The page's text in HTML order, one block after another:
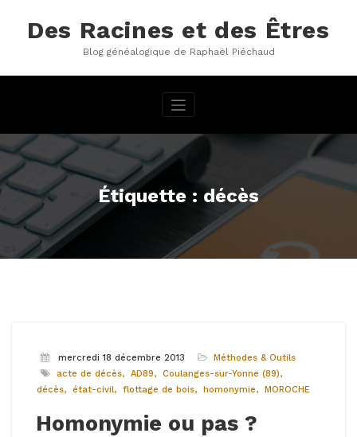
contenuDes Racines et des Êtres
Blog généalogique de Raphaël Piéchaud
Étiquette : décès
mercredi 18 décembre 2013
Méthodes & Outils
acte de décès
AD89
Coulanges-sur-Yonne (89)
décès
état-civil flottage de bois homonymie MOROCHE
Homonymie ou pas ?